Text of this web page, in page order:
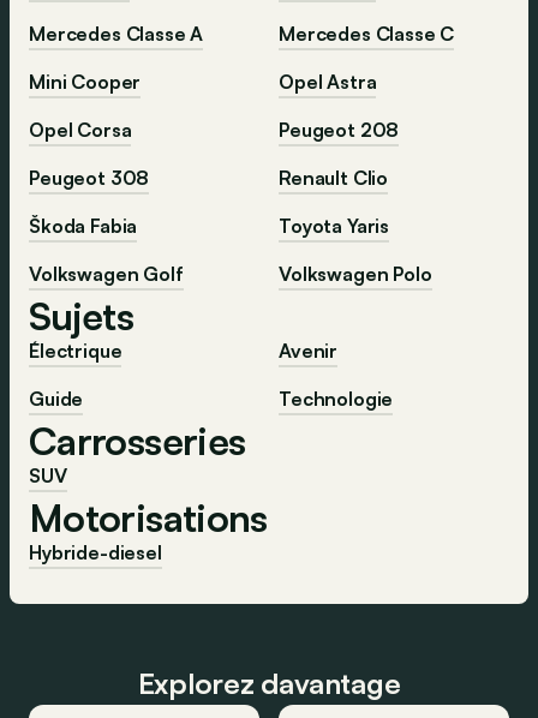
Mercedes Classe A
Mercedes Classe C
Mini Cooper
Opel Astra
Opel Corsa
Peugeot 208
Peugeot 308
Renault Clio
Škoda Fabia
Toyota Yaris
Volkswagen Golf
Volkswagen Polo
Sujets
Électrique
Avenir
Guide
Technologie
Carrosseries
SUV
Motorisations
Hybride-diesel
Explorez davantage